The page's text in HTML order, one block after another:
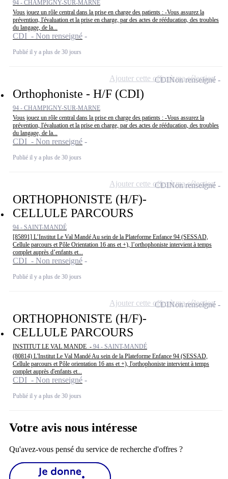
94 - CHAMPIGNY-SUR-MARNE
Vous jouez un rôle central dans la prise en charge des patients : -Vous assurez la
prévention, l'évaluation et la prise en charge, par des actes de rééducation, des troubles
du langage, de la...
CDI - Non renseigné
Publié il y a plus de 30 jours
Orthophoniste - H/F (CDI)
94 - CHAMPIGNY-SUR-MARNE
Vous jouez un rôle central dans la prise en charge des patients : -Vous assurez la
prévention, l'évaluation et la prise en charge, par des actes de rééducation, des troubles
du langage, de la...
CDI - Non renseigné
Publié il y a plus de 30 jours
CDINon renseigné
Ajouter cette offre à ma sélection
ORTHOPHONISTE (H/F)-
CELLULE PARCOURS
94 - SAINT-MANDÉ
[85891] L’Institut Le Val Mandé Au sein de la Plateforme Enfance 94 (SESSAD,
Cellule parcours et Pôle Orientation 16 ans et +), l’orthophoniste intervient à temps
complet auprès d’enfants et...
CDI - Non renseigné
Publié il y a plus de 30 jours
CDINon renseigné
Ajouter cette offre à ma sélection
ORTHOPHONISTE (H/F)-
CELLULE PARCOURS
INSTITUT LE VAL MANDE - 94 - SAINT-MANDÉ
(80814) L'Institut Le Val Mandé Au sein de la Plateforme Enfance 94 (SESSAD,
Cellule parcours et Pôle orientation 16 ans et +), l'orthophoniste intervient à temps
complet auprès d'enfants et...
CDI - Non renseigné
Publié il y a plus de 30 jours
CDINon renseigné
Ajouter cette offre à ma sélection
Votre avis nous intéresse
Qu'avez-vous pensé du service de recherche d'offres ?